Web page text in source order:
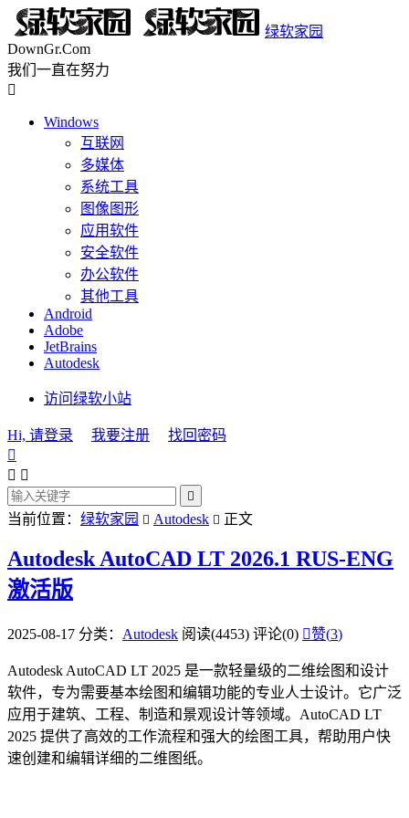
绿软家园
DownGr.Com
我们一直在努力

Windows
互联网
多媒体
系统工具
图像图形
应用软件
安全软件
办公软件
其他工具
Android
Adobe
JetBrains
Autodesk
访问绿软小站
Hi, 请登录 我要注册
找回密码

 

当前位置： 绿软家园  Autodesk  正文
Autodesk AutoCAD LT 2026.1 RUS-ENG
激活版
2025-08-17 分类： Autodesk 阅读(4453) 评论(0) 赞(3)
Autodesk AutoCAD LT 2025 是一款轻量级的二维绘图和设计
软件，专为需要基本绘图和编辑功能的专业人士设计。它广泛
应用于建筑、工程、制造和景观设计等领域。AutoCAD LT
2025 提供了高效的工作流程和强大的绘图工具，帮助用户快
速创建和编辑详细的二维图纸。